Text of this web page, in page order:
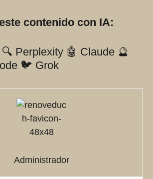
contenido con IA:
🔍 Perplexity 🤖 Claude 🔮
🐦 Grok
Administrador